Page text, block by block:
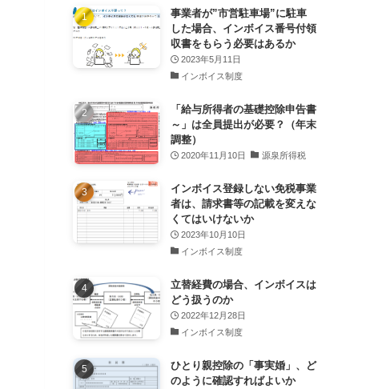
事業者が”市営駐車場”に駐車
した場合、インボイス番号付領
収書をもらう必要はあるか
2023年5月11日
インボイス制度
「給与所得者の基礎控除申告書
～」は全員提出が必要？（年末
調整）
2020年11月10日 源泉所得税
インボイス登録しない免税事業
者は、請求書等の記載を変えな
くてはいけないか
2023年10月10日
インボイス制度
立替経費の場合、インボイスは
どう扱うのか
2022年12月28日
インボイス制度
ひとり親控除の「事実婚」、ど
のように確認すればよいか